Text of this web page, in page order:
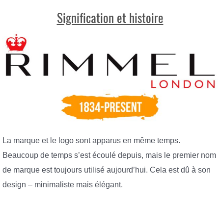
Signification et histoire
La marque et le logo sont apparus en même temps.
Beaucoup de temps s’est écoulé depuis, mais le premier nom
de marque est toujours utilisé aujourd’hui. Cela est dû à son
design – minimaliste mais élégant.